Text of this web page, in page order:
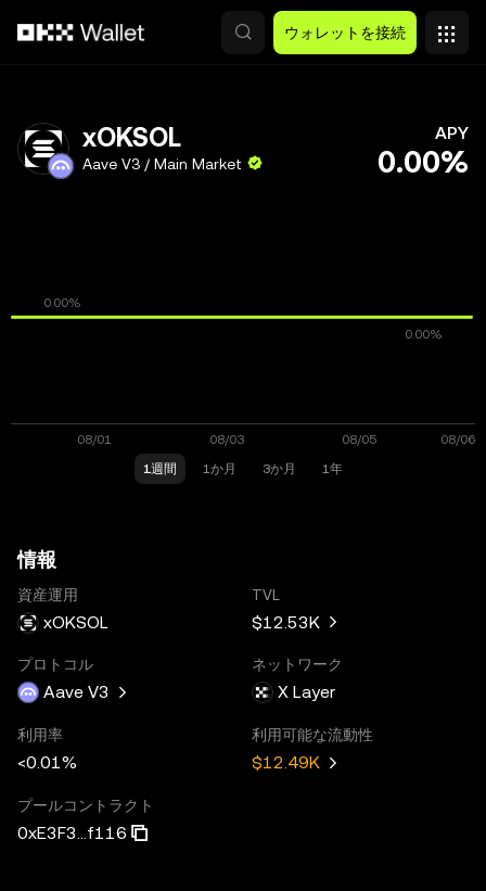
ウォレットを接続
xOKSOL
Aave V3 / Main Market
APY
0.00%
1週間 1か月 3か月 1年
情報
資産運用
xOKSOL
TVL
$12.53K
プロトコル
Aave V3
ネットワーク
X Layer
利用率
<0.01%
利用可能な流動性
$12.49K
プールコントラクト
0xE3F3...f116